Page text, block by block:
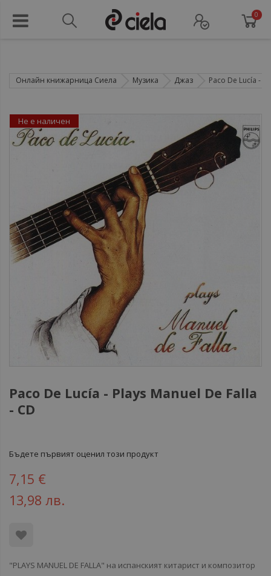
0
Онлайн книжарница Сиела Музика Джаз Paco De Lucía ‎-
Paco De Lucía ‎- Plays Manuel De Falla
- CD
Бъдете първият оценил този продукт
7,15 €
13,98 лв.
"PLAYS MANUEL DE FALLA" на испанският китарист и композитор
Не е наличен